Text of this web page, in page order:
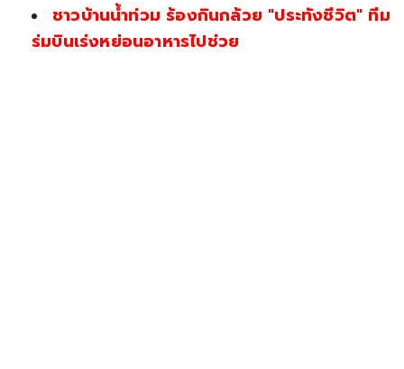
ชาวบ้านน้ำท่วม ร้องกินกล้วย "ประทังชีวิต" ทีม
ร่มบินเร่งหย่อนอาหารไปช่วย